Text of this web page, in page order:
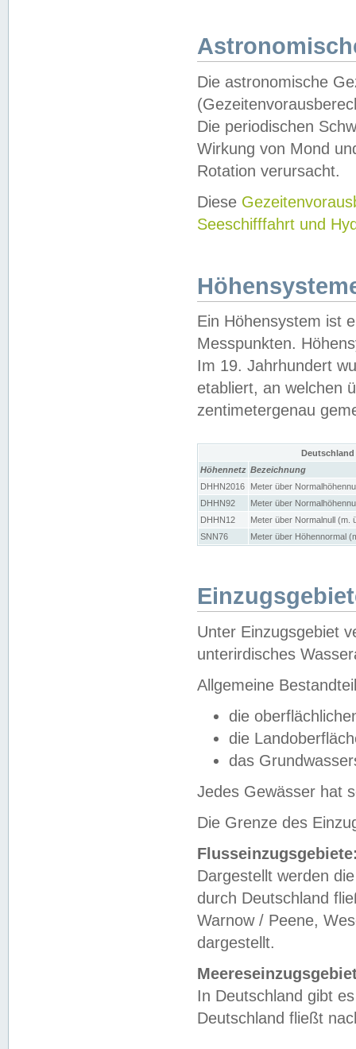
Die astronomische
Die periodischen
Wirkung von Mond
Rotation verursacht.
Diese
Seeschifffahrt und
Ein Höhensystem ist
Messpunkten.
Im 19. Jahrhundert
etabliert, an welchen
zentimetergenau
Höhennetz Bezeichnung
DHHN2016
Meter über
DHHN92
Meter über
DHHN12
Meter über Normalnull (m.
SNN76
Meter über Höhennormal
Unter Einzugsgebiet
unterirdisches
Allgemeine
die
die
das
Jedes Gewässer hat
Die Grenze des
Dargestellt werden
durch Deutschland
Warnow / Peene,
dargestellt.
In Deutschland gibt
Deutschland fließt